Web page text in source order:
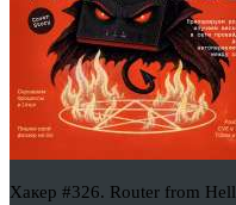
Хакер #326. Router from Hell